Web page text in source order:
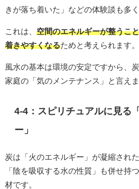
きが落ち着いた」などの体験談も多
これは、 空間のエネルギーが整うこ
着きやすくなるためと考えられます。
風水の基本は環境の安定ですから、
家庭の「気のメンテナンス」と言えま
4-4：スピリチュアルに見る
ー」
炭は「火のエネルギー」が凝縮され
「陰を吸収する水の性質」も併せ持
材です。